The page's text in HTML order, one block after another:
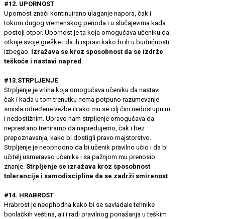
#12. UPORNOST
Upornost znači kontinuirano ulaganje napora, čak i
tokom dugog vremenskog perioda i u slučajevima kada
postoji otpor. Upornost je ta koja omogućava učeniku da
otkrije svoje greške i da ih ispravi kako bi ih u budućnosti
izbegao. Izražava se kroz sposobnost da se izdrže
teškoće i nastavi napred .
#13.STRPLJENJE
Strpljenje je vrlina koja omogućava učeniku da nastavi
čak i kada u tom trenutku nema potpuno razumevanje
smisla određene vežbe ili ako mu se cilj čini nedostupnim
i nedostižnim. Upravo nam strpljenje omogućava da
neprestano treniramo da napredujemo, čak i bez
prepoznavanja, kako bi dostigli pravo majstorstvo.
Strpljenje je neophodno da bi učenik pravilno učio i da bi
učitelj usmeravao učenika i sa pažnjom mu prenosio
znanje. Strpljenje se izražava kroz sposobnost
tolerancije i samodiscipline da se zadrži smirenost.
#14. HRABROST
Hrabrost je neophodna kako bi se savladale tehnike
borilačkih veština, ali i radi pravilnog ponašanja u teškim